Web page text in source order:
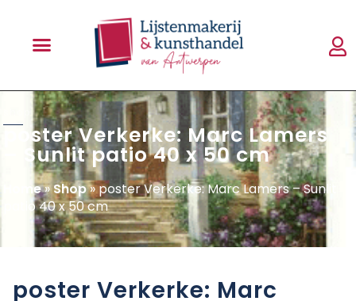
poster Verkerke: Marc Lamers
– Sunlit patio 40 x 50 cm
Home»Shop»poster Verkerke: Marc Lamers – Sunlit
patio 40 x 50 cm
poster Verkerke: Marc